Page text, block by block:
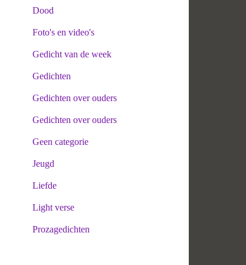
Dood
Foto's en video's
Gedicht van de week
Gedichten
Gedichten over ouders
Gedichten over ouders
Geen categorie
Jeugd
Liefde
Light verse
Prozagedichten